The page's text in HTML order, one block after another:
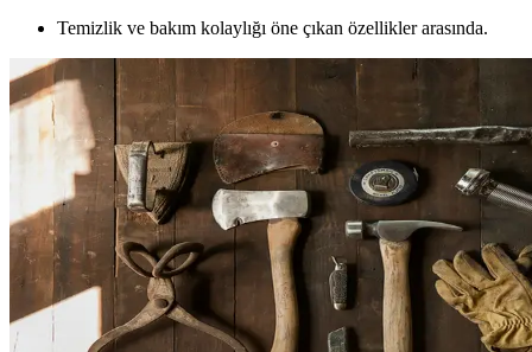
Temizlik ve bakım kolaylığı öne çıkan özellikler arasında.